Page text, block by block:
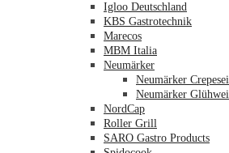
Igloo Deutschland
KBS Gastrotechnik
Marecos
MBM Italia
Neumärker
Neumärker
Neumärker
NordCap
Roller Grill
SARO Gastro Products